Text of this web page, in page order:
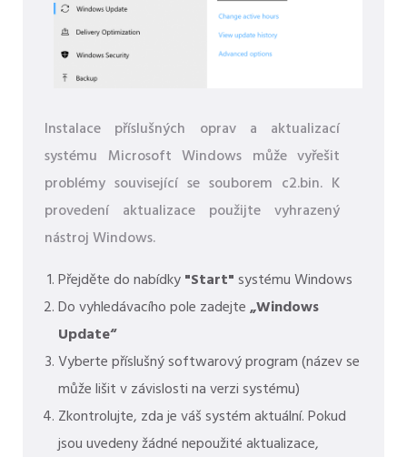
Instalace příslušných oprav a aktualizací
systému Microsoft Windows může vyřešit
problémy související se souborem c2.bin. K
provedení aktualizace použijte vyhrazený
nástroj Windows.
Přejděte do nabídky"Start"systému Windows
Do vyhledávacího pole zadejte„Windows
Update“
Vyberte příslušný softwarový program (název se
může lišit v závislosti na verzi systému)
Zkontrolujte, zda je váš systém aktuální. Pokud
jsou uvedeny žádné nepoužité aktualizace,